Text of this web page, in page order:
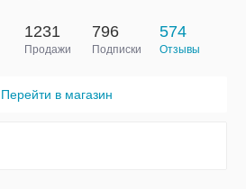
1231
Продажи
796
Подписки
574
Отзывы
Перейти в магазин